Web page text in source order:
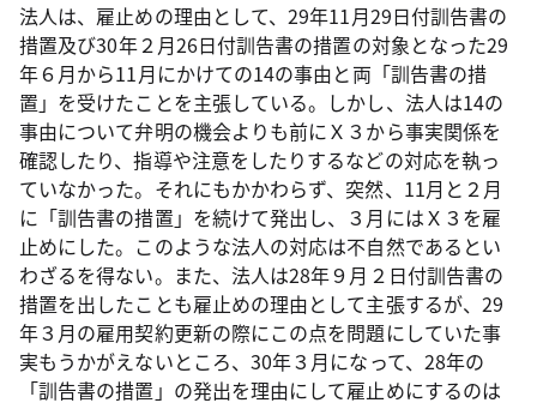
法人は、雇止めの理由として、29年11月29日付訓告書の
措置及び30年２月26日付訓告書の措置の対象となった29
年６月から11月にかけての14の事由と両「訓告書の措
置」を受けたことを主張している。しかし、法人は14の
事由について弁明の機会よりも前にＸ３から事実関係を
確認したり、指導や注意をしたりするなどの対応を執っ
ていなかった。それにもかかわらず、突然、 11月と２月
に「訓告書の措置」を続けて発出し、３月にはＸ３を雇
止めにした。このような法人の対応は不自然であるとい
わざるを得ない。また、法人は28年９月２日付訓告書の
措置を出したことも雇止めの理由として主張するが、 29
年３月の雇用契約更新の際にこの点を問題にしていた事
実もうかがえないところ、 30年３月になって、 28年の
「訓告書の措置」の発出を理由にして雇止めにするのは